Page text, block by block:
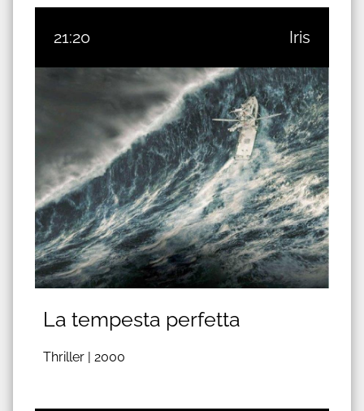
21:20 Iris
La tempesta perfetta
Thriller | 2000